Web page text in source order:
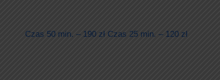
Czas 50 min. – 190 zł Czas 25 min. – 120 zł